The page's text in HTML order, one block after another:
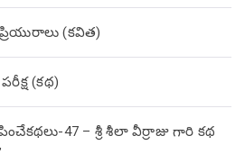
(కవిత)
(క‌థ‌)
47 – శ్రీ శీలా వీర్రాజు గారి కథ